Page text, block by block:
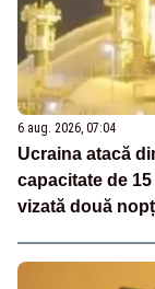
6 aug. 2026, 07:04
Ucraina atacă
capacitate de
vizată două